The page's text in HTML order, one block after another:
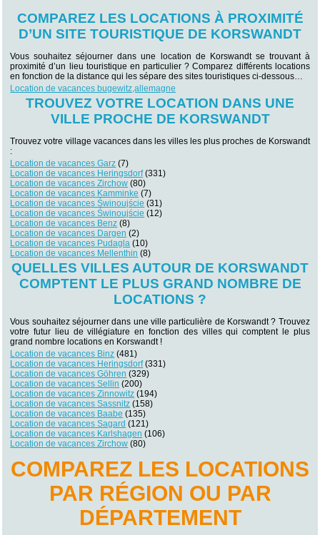
COMPAREZ LES LOCATIONS À PROXIMITÉ
D’UN SITE TOURISTIQUE DE KORSWANDT
Vous souhaitez séjourner dans une location de Korswandt se trouvant à
proximité d’un lieu touristique en particulier ? Comparez différents locations
en fonction de la distance qui les sépare des sites touristiques ci-dessous…
Location de vacances bugewitz,allemagne
TROUVEZ VOTRE LOCATION DANS UNE
VILLE PROCHE DE KORSWANDT
Trouvez votre village vacances dans les villes les plus proches de Korswandt
:
Location de vacances Garz (7)
Location de vacances Heringsdorf(331)
Location de vacances Zirchow (80)
Location de vacances Kamminke (7)
Location de vacances Świnoujście (31)
Location de vacances Świnoujście (12)
Location de vacances Benz (8)
Location de vacances Dargen (2)
Location de vacances Pudagla (10)
Location de vacances Mellenthin (8)
QUELLES VILLES AUTOUR DE KORSWANDT
COMPTENT LE PLUS GRAND NOMBRE DE
LOCATIONS ?
Vous souhaitez séjourner dans une ville particulière de Korswandt ? Trouvez
votre futur lieu de villégiature en fonction des villes qui comptent le plus
grand nombre locations en Korswandt !
Location de vacances Binz (481)
Location de vacances Heringsdorf(331)
Location de vacances Göhren (329)
Location de vacances Sellin (200)
Location de vacances Zinnowitz (194)
Location de vacances Sassnitz (158)
Location de vacances Baabe (135)
Location de vacances Sagard (121)
Location de vacances Karlshagen (106)
Location de vacances Zirchow (80)
COMPAREZ LES LOCATIONS
PAR RÉGION OU PAR
DÉPARTEMENT